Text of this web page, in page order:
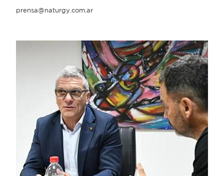
prensa@naturgy.com.ar